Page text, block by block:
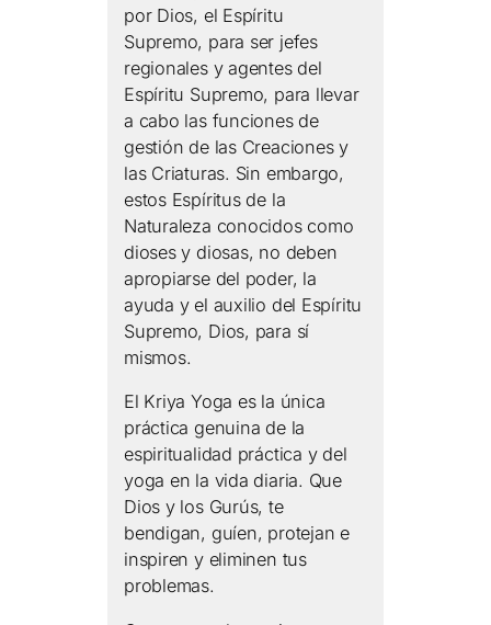
por Dios, el Espíritu
Supremo, para ser jefes
regionales y agentes del
Espíritu Supremo, para llevar
a cabo las funciones de
gestión de las Creaciones y
las Criaturas. Sin embargo,
estos Espíritus de la
Naturaleza conocidos como
dioses y diosas, no deben
apropiarse del poder, la
ayuda y el auxilio del Espíritu
Supremo, Dios, para sí
mismos.
El Kriya Yoga es la única
práctica genuina de la
espiritualidad práctica y del
yoga en la vida diaria. Que
Dios y los Gurús, te
bendigan, guíen, protejan e
inspiren y eliminen tus
problemas.